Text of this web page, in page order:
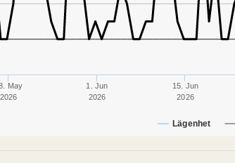
Lägenhet
May
2026
1. Jun
2026
15. Jun
2026